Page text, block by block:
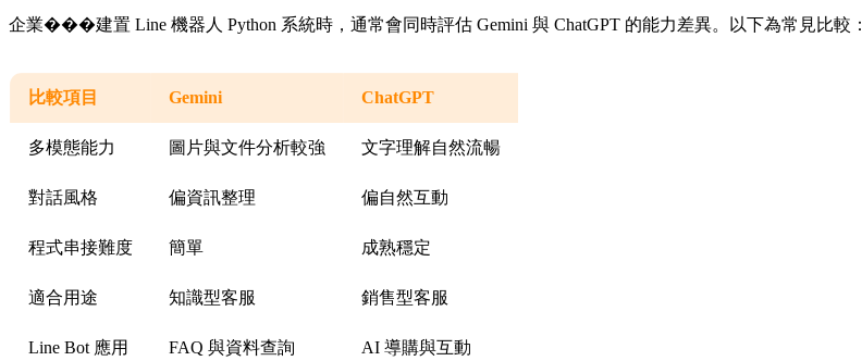
企業���建置 Line 機器人 Python 系統時，通常會同時評估 Gemini 與 ChatGPT 的能力差異。以下為常見比較：
比較項目 Gemini ChatGPT
多模態能力 圖片與文件分析較強 文字理解自然流暢
對話風格 偏資訊整理 偏自然互動
程式串接難度 簡單 成熟穩定
適合用途 知識型客服 銷售型客服
Line Bot 應用 FAQ 與資料查詢 AI 導購與互動